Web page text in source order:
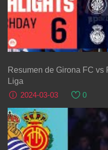
Resumen de Girona FC vs RCD
Liga
2024-03-03
0